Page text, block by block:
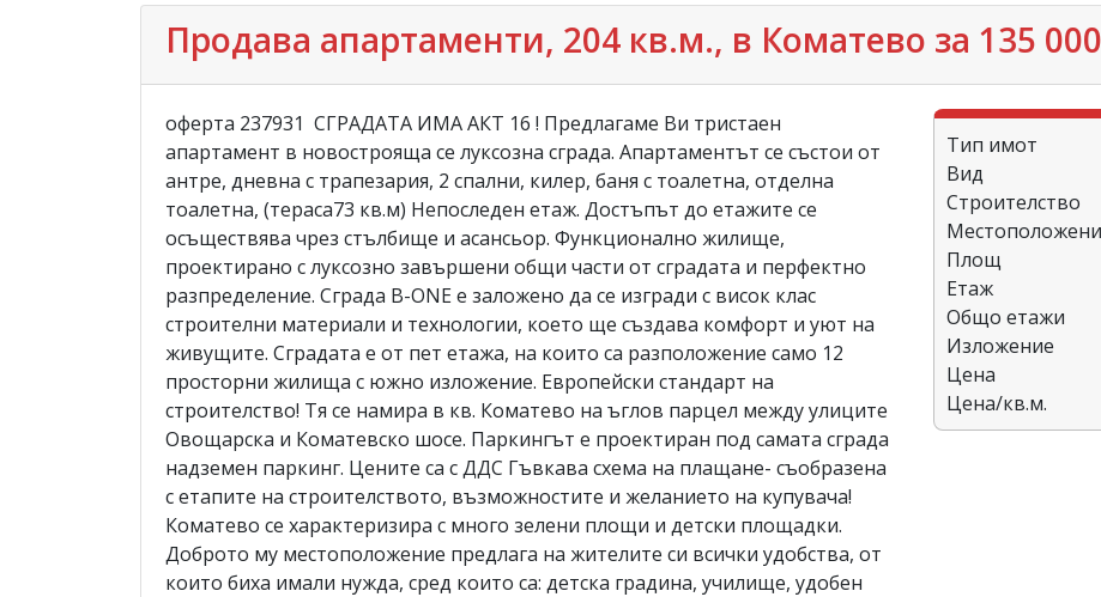
Продава апартаменти, 204 кв.м., в Коматево за 135
оферта 237931 СГРАДАТА ИМА АКТ 16 ! Предлагаме Ви тристаен
апартамент в новострояща се луксозна сграда. Апартаментът се състои от
антре, дневна с трапезария, 2 спални, килер, баня с тоалетна, отделна
тоалетна, (тераса73 кв.м) Непоследен етаж. Достъпът до етажите се
осъществява чрез стълбище и асансьор. Функционално жилище,
проектирано с луксозно завършени общи части от сградата и перфектно
разпределение. Сграда В-ONE е заложено да се изгради с висок клас
строителни материали и технологии, което ще създава комфорт и уют на
живущите. Сградата е от пет етажа, на които са разположение само 12
просторни жилища с южно изложение. Европейски стандарт на
строителство! Тя се намира в кв. Коматево на ъглов парцел между улиците
Овощарска и Коматевско шосе. Паркингът е проектиран под самата сграда
надземен паркинг. Цените са с ДДС Гъвкава схема на плащане- съобразена
с етапите на строителството, възможностите и желанието на купувача!
Коматево се характеризира с много зелени площи и детски площадки.
Доброто му местоположение предлага на жителите си всички удобства, от
които биха имали нужда, сред които са: детска градина, училище, удобен
Тип имот
Вид
Строителство
Площ
Етаж
Общо етажи
Изложение
Цена
Цена/кв.м.